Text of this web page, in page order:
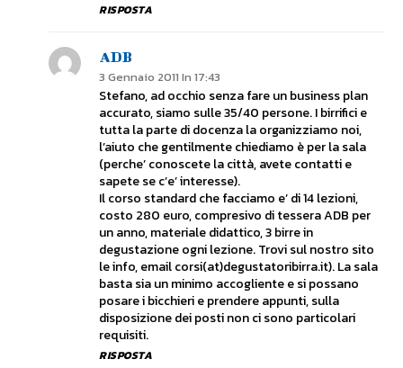
RISPOSTA
ADB
3 Gennaio 2011 In 17:43
Stefano, ad occhio senza fare un business plan
accurato, siamo sulle 35/40 persone. I birrifici e
tutta la parte di docenza la organizziamo noi,
l’aiuto che gentilmente chiediamo è per la sala
(perche’ conoscete la città, avete contatti e
sapete se c’e’ interesse).
Il corso standard che facciamo e’ di 14 lezioni,
costo 280 euro, compresivo di tessera ADB per
un anno, materiale didattico, 3 birre in
degustazione ogni lezione. Trovi sul nostro sito
le info, email corsi(at)degustatoribirra.it). La sala
basta sia un minimo accogliente e si possano
posare i bicchieri e prendere appunti, sulla
disposizione dei posti non ci sono particolari
requisiti.
RISPOSTA